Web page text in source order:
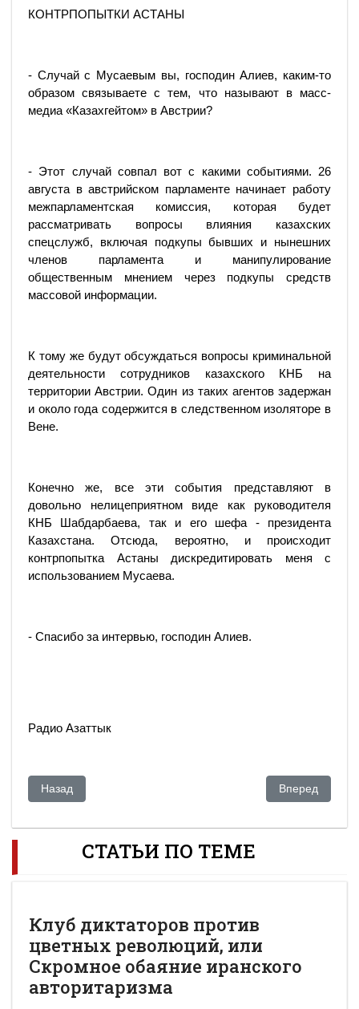
КОНТРПОПЫТКИ АСТАНЫ
- Случай с Мусаевым вы, господин Алиев, каким-то
образом связываете с тем, что называют в масс-
медиа «Казахгейтом» в Австрии?
- Этот случай совпал вот с какими событиями. 26
августа в австрийском парламенте начинает работу
межпарламентская комиссия, которая будет
рассматривать вопросы влияния казахских
спецслужб, включая подкупы бывших и нынешних
членов парламента и манипулирование
общественным мнением через подкупы средств
массовой информации.
К тому же будут обсуждаться вопросы криминальной
деятельности сотрудников казахского КНБ на
территории Австрии. Один из таких агентов задержан
и около года содержится в следственном изоляторе в
Вене.
Конечно же, все эти события представляют в
довольно нелицеприятном виде как руководителя
КНБ Шабдарбаева, так и его шефа - президента
Казахстана. Отсюда, вероятно, и происходит
контрпопытка Астаны дискредитировать меня с
использованием Мусаева.
- Спасибо за интервью, господин Алиев.
Радио Азаттык
Предыдущий: Газета «Республика» может закрыться по
Назад Следующий:
Вперед
СТАТЬИ ПО ТЕМЕ
Клуб диктаторов против
цветных революций, или
Скромное обаяние иранского
авторитаризма